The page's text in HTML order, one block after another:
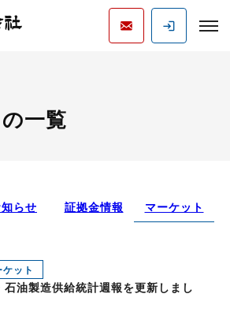
一覧
らせ 証拠金情報
マーケット
ケット
石油製造供給統計週報を更新しまし